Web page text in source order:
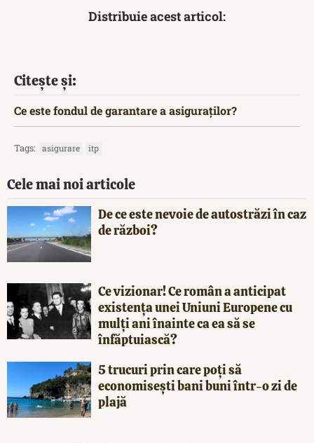
Distribuie acest articol:
Citește și:
Ce este fondul de garantare a asiguraților?
Tags: asigurare itp
Cele mai noi articole
De ce este nevoie de autostrăzi în caz
de război?
Ce vizionar! Ce român a anticipat
existența unei Uniuni Europene cu
mulți ani înainte ca ea să se
înfăptuiască?
5 trucuri prin care poți să
economisești bani buni într-o zi de
plajă